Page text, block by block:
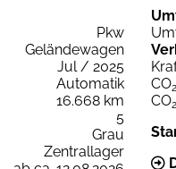
Pkw
Geländewagen
Jul / 2025
Automatik
16.668 km
5
Grau
Zentrallager
CO2
CO2